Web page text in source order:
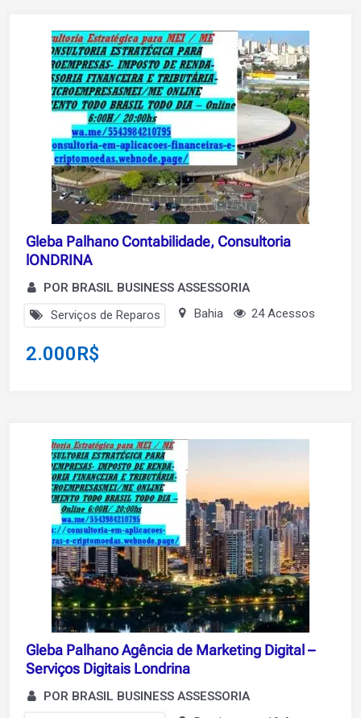
Gleba Palhano Contabilidade, Consultoria
lONDRINA
POR BRASIL BUSINESS ASSESSORIA
Serviços de Reparos
Bahia 24 Acessos
2.000R$
Gleba Palhano Agência de Marketing Digital –
Serviços Digitais Londrina
POR BRASIL BUSINESS ASSESSORIA